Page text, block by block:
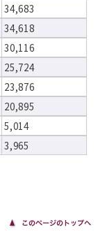
34,683
34,618
30,116
25,724
23,876
20,895
5,014
3,965